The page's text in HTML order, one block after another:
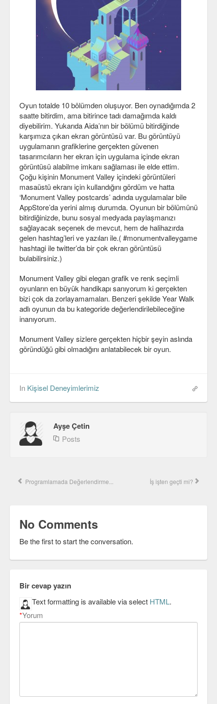
Bize Katılın
Bize yazın
Oyun totalde 10 bölümden oluşuyor. Ben oynadığımda 2
saatte bitirdim, ama bitirince tadı damağımda kaldı
diyebilirim. Yukarıda Aida’nın bir bölümü bitirdiğinde
karşımıza çıkan ekran görüntüsü var. Bu görüntüyü
uygulamanın grafiklerine gerçekten güvenen
tasarımcıların her ekran için uygulama içinde ekran
görüntüsü alabilme imkanı sağlaması ile elde ettim.
Çoğu kişinin Monument Valley içindeki görüntüleri
masaüstü ekranı için kullandığını gördüm ve hatta
‘Monument Valley postcards’ adında uygulamalar bile
AppStore’da yerini almış durumda. Oyunun bir bölümünü
bitirdiğinizde, bunu sosyal medyada paylaşmanızı
sağlayacak seçenek de mevcut, hem de halihazırda
gelen hashtag’leri ve yazıları ile.( #monumentvalleygame
hashtagi ile twitter’da bir çok ekran görüntüsü
bulabilirsiniz.)
Monument Valley gibi elegan grafik ve renk seçimli
oyunların en büyük handikapı sanıyorum ki gerçekten
bizi çok da zorlayamamaları. Benzeri şekilde Year Walk
adlı oyunun da bu kategoride değerlendirilebileceğine
inanıyorum.
Monument Valley sizlere gerçekten hiçbir şeyin aslında
göründüğü gibi olmadığını anlatabilecek bir oyun.
In Kişisel Deneyimlerimiz
Ayşe Çetin
Posts
Programlamada Değerlendirme... İş işten geçti mi?
No Comments
Be the first to start the conversation.
Bir cevap yazın
Yorum
*
Text formatting is available via select HTML.